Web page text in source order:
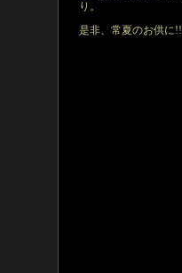
り。
是非、常夏のお供に!!